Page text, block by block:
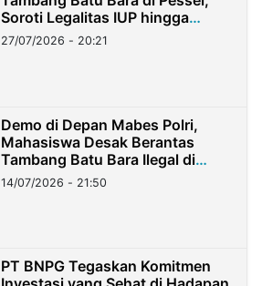
Soroti Legalitas IUP hingga
Stockpile
27/07/2026 - 20:21
Demo di Depan Mabes Polri,
Mahasiswa Desak Berantas
Tambang Batu Bara Ilegal di
Lampung
14/07/2026 - 21:50
PT BNPG Tegaskan Komitmen